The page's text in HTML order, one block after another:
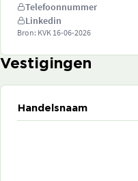
Telefoonnummer
Linkedin
Bron: KVK 16-06-2026
Vestigingen
Handelsnaam